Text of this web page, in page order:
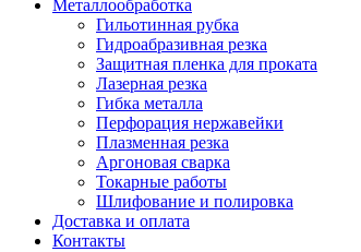
Металлообработка
Гильотинная рубка
Гидроабразивная резка
Защитная пленка для проката
Лазерная резка
Гибка металла
Перфорация нержавейки
Плазменная резка
Аргоновая сварка
Токарные работы
Шлифование и полировка
Доставка и оплата
Контакты